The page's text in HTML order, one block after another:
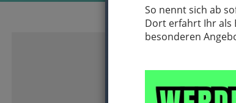
So nennt sich ab
Dort erfahrt Ihr als
besonderen